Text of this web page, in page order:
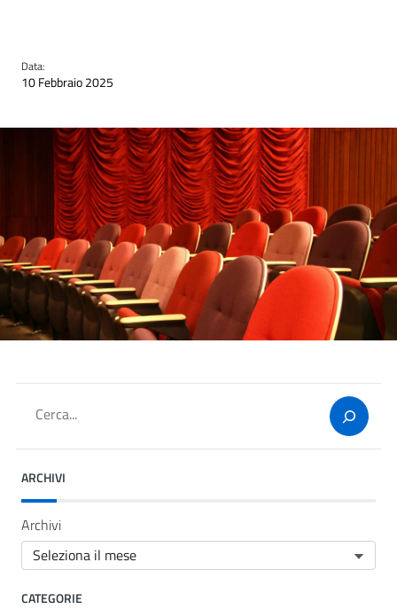
Data:
10 Febbraio 2025
Cerca
ARCHIVI
Archivi
CATEGORIE